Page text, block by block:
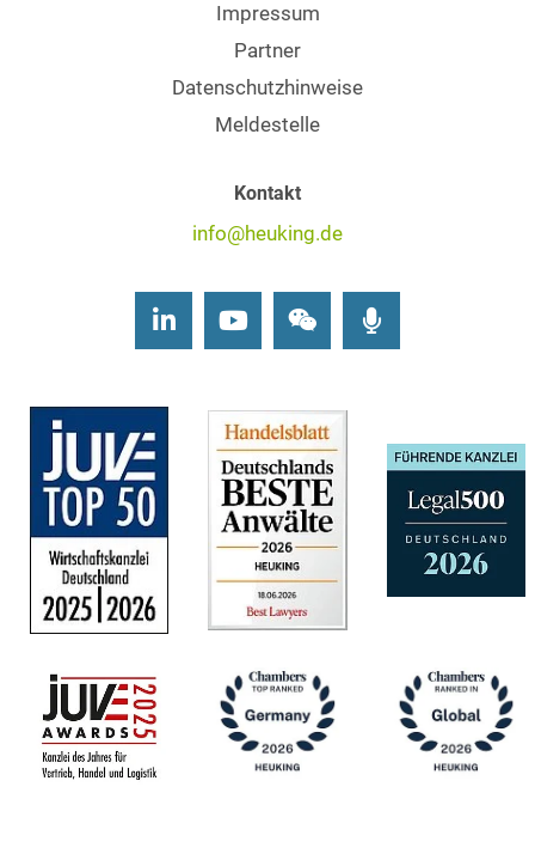
Impressum
Partner
Datenschutzhinweise
Meldestelle
Kontakt
info@heuking.de
LinkedInYoutubeWechat